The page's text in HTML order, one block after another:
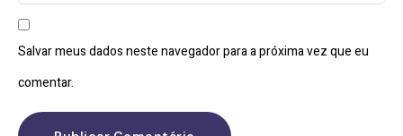
Salvar meus dados neste navegador para a próxima vez que eu
comentar.